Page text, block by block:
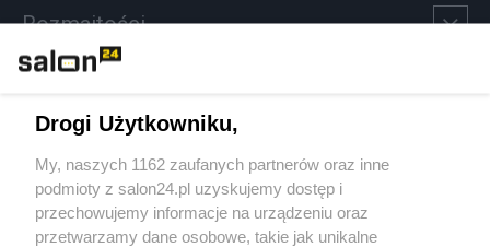
Rozmaitości
Sport
Społeczeństwo
Drogi Użytkowniku,
My, naszych 1162 zaufanych partnerów oraz inne
podmioty z salon24.pl uzyskujemy dostęp i
przechowujemy informacje na urządzeniu oraz
przetwarzamy dane osobowe, takie jak unikalne